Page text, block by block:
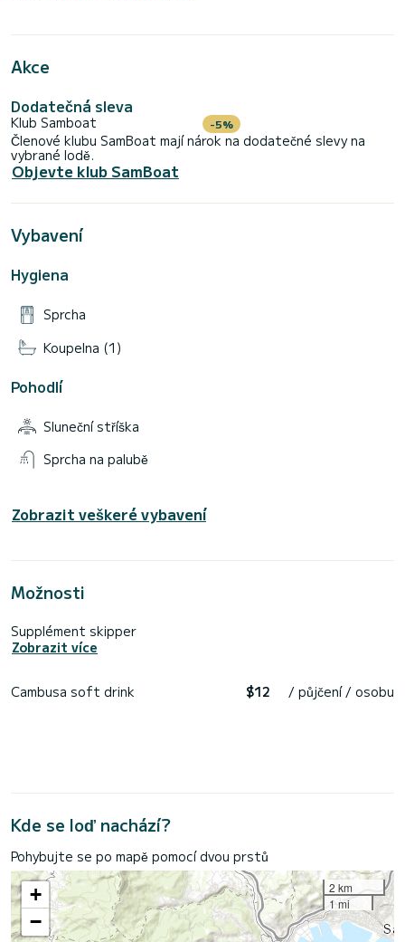
Akce
Dodatečná sleva
Klub Samboat -5%
Členové klubu SamBoat mají nárok na dodatečné slevy na
vybrané lodě.
Objevte klub SamBoat
Vybavení
Hygiena
Sprcha
Koupelna (1)
Pohodlí
Sluneční stříška
Sprcha na palubě
Zobrazit veškeré vybavení
Možnosti
Supplément skipper
Zobrazit více
Cambusa soft drink $12 / půjčení / osobu
Kde se loď nachází?
Pohybujte se po mapě pomocí dvou prstů
+
−
2 km
1 mi